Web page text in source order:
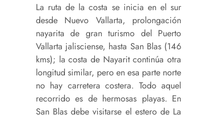
La ruta de la costa se inicia en el sur
desde Nuevo Vallarta, prolongación
nayarita de gran turismo del Puerto
Vallarta jalisciense, hasta San Blas (146
kms); la costa de Nayarit continúa otra
longitud similar, pero en esa parte norte
no hay carretera costera. Todo aquel
recorrido es de hermosas playas. En
San Blas debe visitarse el estero de La